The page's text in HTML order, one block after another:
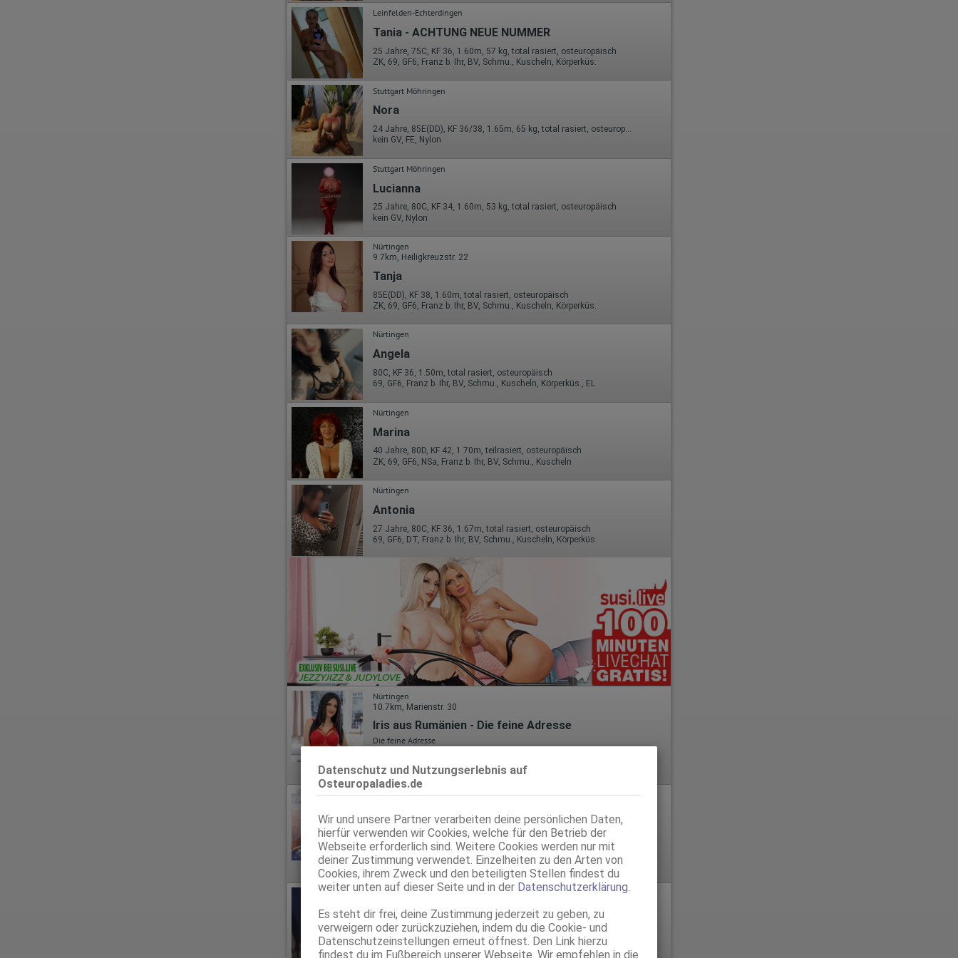
Datenschutz und Nutzungserlebnis auf
Osteuropaladies.de
Wir und unsere Partner verarbeiten deine persönlichen Daten,
hierfür verwenden wir Cookies, welche für den Betrieb der
Webseite erforderlich sind. Weitere Cookies werden nur mit
deiner Zustimmung verwendet. Einzelheiten zu den Arten von
Cookies, ihrem Zweck und den beteiligten Stellen findest du
weiter unten auf dieser Seite und in der Datenschutzerklärung
Es steht dir frei, deine Zustimmung jederzeit zu geben, zu
verweigern oder zurückzuziehen, indem du die Cookie- und
Datenschutzeinstellungen erneut öffnest. Den Link hierzu
findest du im Fußbereich unserer Webseite. Wir empfehlen in die
Leinfelden-Echterdingen
Tania - ACHTUNG NEUE NUMMER
25 Jahre, 75C, KF 36, 1.60m, 57 kg, total rasiert, osteuropäisch
ZK, 69, GF6, Franz b. Ihr, BV, Schmu., Kuscheln, Körperküs.
Stuttgart Möhringen
Nora
24 Jahre, 85E(DD), KF 36/38, 1.65m, 65 kg, total rasiert, osteuropäisch
kein GV, FE, Nylon
Stuttgart Möhringen
Lucianna
25 Jahre, 80C, KF 34, 1.60m, 53 kg, total rasiert, osteuropäisch
kein GV, Nylon
Nürtingen
9.7km, Heiligkreuzstr. 22
Tanja
85E(DD), KF 38, 1.60m, total rasiert, osteuropäisch
ZK, 69, GF6, Franz b. Ihr, BV, Schmu., Kuscheln, Körperküs.
Nürtingen
Angela
80C, KF 36, 1.50m, total rasiert, osteuropäisch
69, GF6, Franz b. Ihr, BV, Schmu., Kuscheln, Körperküs., EL
Nürtingen
Marina
40 Jahre, 80D, KF 42, 1.70m, teilrasiert, osteuropäisch
ZK, 69, GF6, NSa, Franz b. Ihr, BV, Schmu., Kuscheln
Nürtingen
Antonia
27 Jahre, 80C, KF 36, 1.67m, total rasiert, osteuropäisch
69, GF6, DT, Franz b. Ihr, BV, Schmu., Kuscheln, Körperküs.
Nürtingen
10.7km, Marienstr. 30
Iris aus Rumänien - Die feine Adresse
Die feine Adresse
ZK, 69, GF6, Franz b. Ihr, BV, Schmu., Kuscheln, Körperküs.
Nürtingen
NEU KIMI aus Prag - Die feine Adresse
Die feine Adresse
95E(DD), KF 46, 1.69m, total rasiert, osteuropäisch
69, Franz b. Ihr, BV, Schmu., Kuscheln, Körperküs., AV b. Ihm, DSa
Nürtingen
Selin-Neu in deiner Stadt!
22 Jahre, 80B, KF 36, 1.65m, total rasiert, osteuropäisch
AV, 69, GF6, Franz b. Ihr, BV, Schmu., Kuscheln, Körperküs.